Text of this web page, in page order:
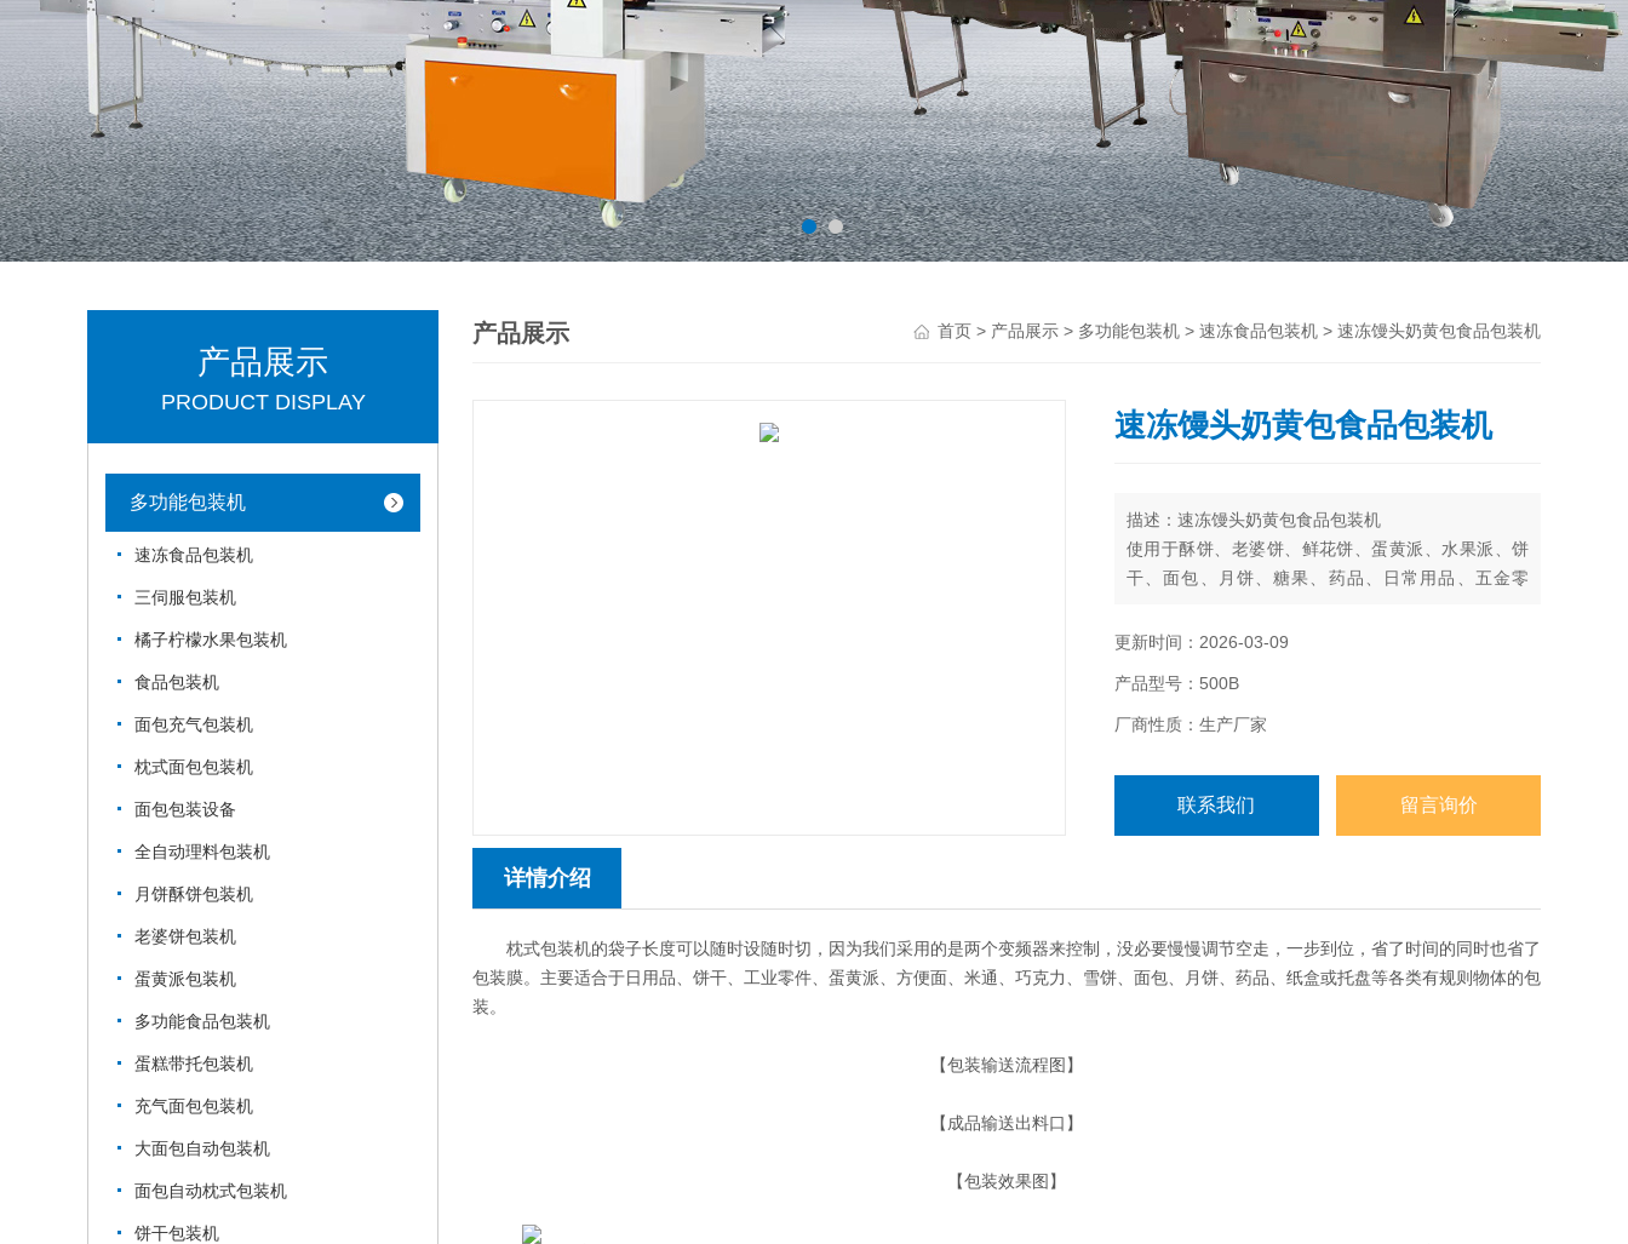
产品展示
PRODUCT DISPLAY
多功能包装机
速冻食品包装机
三伺服包装机
橘子柠檬水果包装机
食品包装机
面包充气包装机
枕式面包包装机
面包包装设备
全自动理料包装机
月饼酥饼包装机
老婆饼包装机
蛋黄派包装机
多功能食品包装机
蛋糕带托包装机
充气面包包装机
大面包自动包装机
面包自动枕式包装机
饼干包装机
产品展示 首页 > 产品展示 > 多功能包装机 > 速冻食品包装机 > 速冻馒头奶黄包食品包装机
速冻馒头奶黄包食品包装机
描述：速冻馒头奶黄包食品包装机
使用于酥饼、老婆饼、鲜花饼、蛋黄派、水果派、饼
干、面包、月饼、糖果、药品、日常用品、五金零
更新时间：2026-03-09
产品型号：500B
厂商性质：生产厂家
联系我们 留言询价
详情介绍
枕式包装机的袋子长度可以随时设随时切，因为我们采用的是两个变频器来控制，没必要慢慢调节空走，一步到位，省了时间的同时也省了
包装膜。主要适合于日用品、饼干、工业零件、蛋黄派、方便面、米通、巧克力、雪饼、面包、月饼、药品、纸盒或托盘等各类有规则物体的包
装。
【包装输送流程图】
【成品输送出料口】
【包装效果图】